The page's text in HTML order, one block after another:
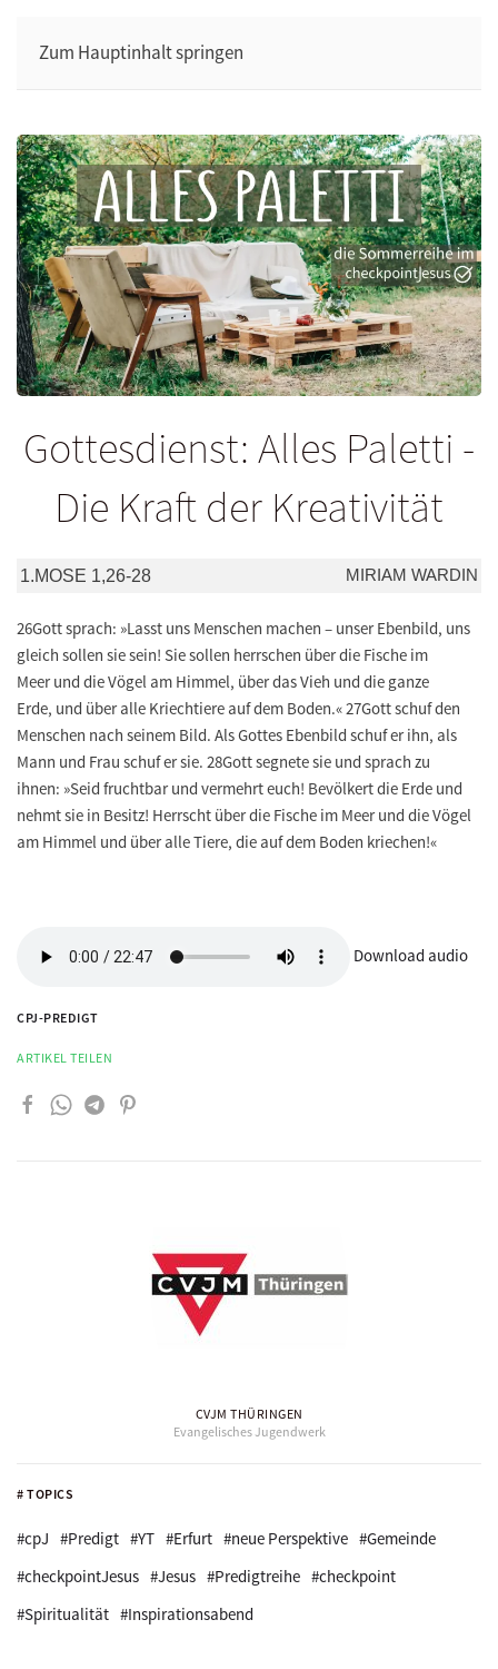
Zum Hauptinhalt springen
# TOPICS
#cpJ #Predigt #YT #Erfurt #neue Perspektive #Gemeinde
#checkpointJesus #Jesus #Predigtreihe #checkpoint
#Spiritualität #Inspirationsabend
Gottesdienst: Alles Paletti -
Die Kraft der Kreativität
1.MOSE 1,26-28 MIRIAM WARDIN
26Gott sprach: »Lasst uns Menschen machen – unser Ebenbild, uns
gleich sollen sie sein! Sie sollen herrschen über die Fische im
Meer und die Vögel am Himmel, über das Vieh und die ganze
Erde, und über alle Kriechtiere auf dem Boden.« 27Gott schuf den
Menschen nach seinem Bild. Als Gottes Ebenbild schuf er ihn, als
Mann und Frau schuf er sie. 28Gott segnete sie und sprach zu
ihnen: »Seid fruchtbar und vermehrt euch! Bevölkert die Erde und
nehmt sie in Besitz! Herrscht über die Fische im Meer und die Vögel
am Himmel und über alle Tiere, die auf dem Boden kriechen!«
Download audio
CPJ-PREDIGT
ARTIKEL TEILEN
CVJM THÜRINGEN
Evangelisches Jugendwerk